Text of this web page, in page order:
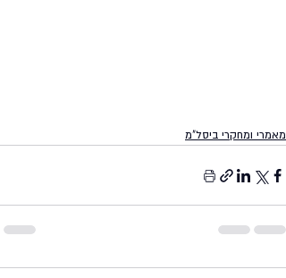
מאמרי ומחקרי ביסל"מ